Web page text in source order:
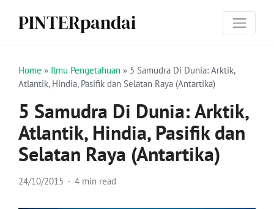
PINTERpandai
Home » Ilmu Pengetahuan » 5 Samudra Di Dunia: Arktik,
Atlantik, Hindia, Pasifik dan Selatan Raya (Antartika)
5 Samudra Di Dunia: Arktik,
Atlantik, Hindia, Pasifik dan
Selatan Raya (Antartika)
24/10/2015 4 min read